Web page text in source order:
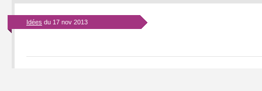
Idées du 17 nov 2013